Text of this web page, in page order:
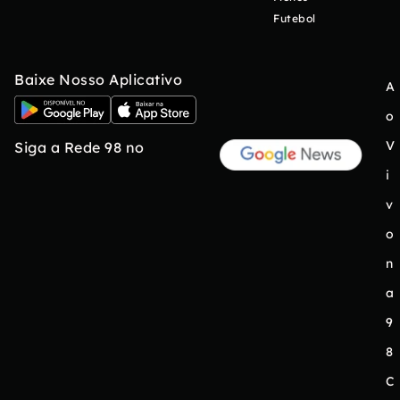
Futebol
Baixe Nosso Aplicativo
Siga a Rede 98 no
A
o
V
i
v
o
n
a
9
8
C